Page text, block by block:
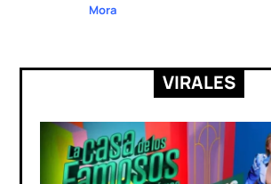
Mora
VIRALES